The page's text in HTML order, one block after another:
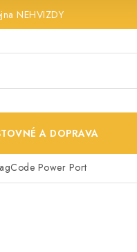
NEHVIZDY
A DOPRAVA
Power Port